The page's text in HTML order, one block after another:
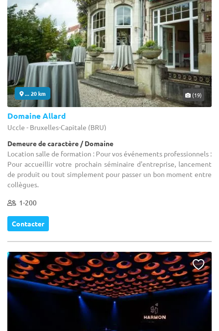
... 20 km (19)
Domaine Allard
Uccle - Bruxelles-Capitale (BRU)
Demeure de caractère / Domaine
Location salle de formation : Pour vos événements professionnels :
Pour accueillir votre prochain séminaire d'entreprise, lancement
de produit ou tout simplement pour passer un bon moment entre
collègues.
1-200
Contacter